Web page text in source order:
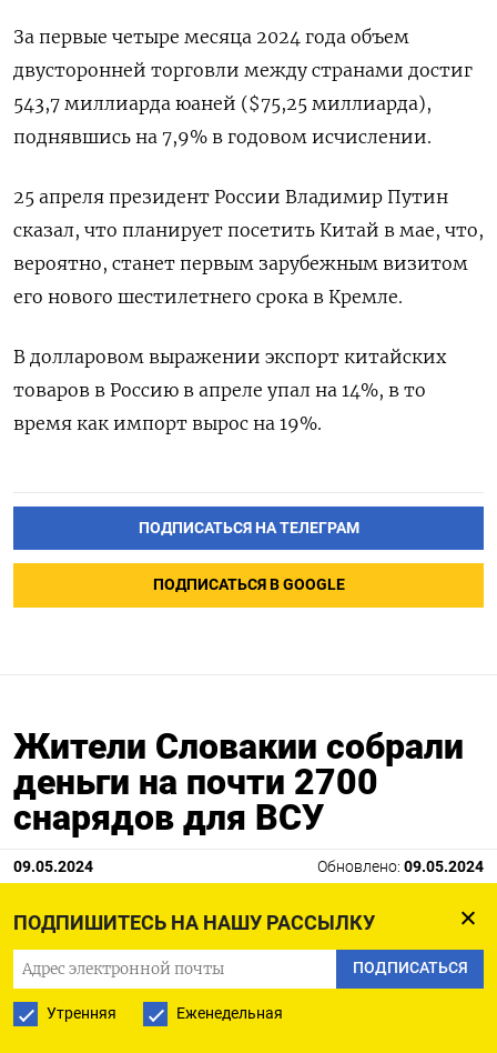
ПОДПИШИТЕСЬ НА НАШУ РАССЫЛКУ
ПОДПИСАТЬСЯ
Утренняя Еженедельная
За первые четыре месяца 2024 года объем
двусторонней торговли между странами достиг
543,7 миллиарда юаней ($75,25 миллиарда),
поднявшись на 7,9% в годовом исчислении.
25 апреля президент России Владимир Путин
сказал, что планирует посетить Китай в мае, что,
вероятно, станет первым зарубежным визитом
его нового шестилетнего срока в Кремле.
В долларовом выражении экспорт китайских
товаров в Россию в апреле упал на 14%, в то
время как импорт вырос на 19%.
ПОДПИСАТЬСЯ НА ТЕЛЕГРАМ
ПОДПИСАТЬСЯ В GOOGLE
Жители Словакии собрали
деньги на почти 2700
снарядов для ВСУ
09.05.2024 Обновлено: 09.05.2024